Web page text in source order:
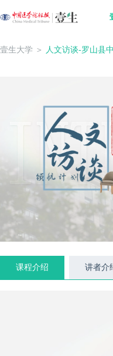
壹生大学 ＞ 人文访谈-罗山县
课程介绍 讲者介